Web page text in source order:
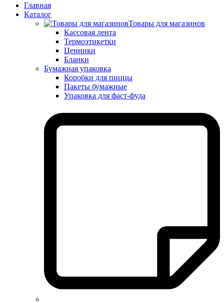
Главная
Каталог
Товары для магазинов
Кассовая лента
Термоэтикетки
Ценники
Бланки
Бумажная упаковка
Коробки для пиццы
Пакеты бумажные
Упаковка для фаст-фуда